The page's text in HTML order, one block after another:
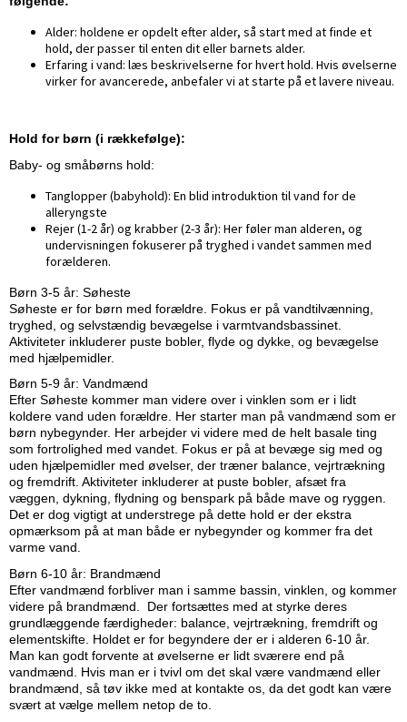
Alder: holdene er opdelt efter alder, så start med at finde et
hold, der passer til enten dit eller barnets alder.
Erfaring i vand: læs beskrivelserne for hvert hold. Hvis øvelserne
virker for avancerede, anbefaler vi at starte på et lavere niveau.
Hold for børn (i rækkefølge):
Baby- og småbørns hold:
Tanglopper (babyhold): En blid introduktion til vand for de
alleryngste
Rejer (1-2 år) og krabber (2-3 år): Her føler man alderen, og
undervisningen fokuserer på tryghed i vandet sammen med
forælderen.
Børn 3-5 år: Søheste
Søheste er for børn med forældre. Fokus er på vandtilvænning,
tryghed, og selvstændig bevægelse i varmtvandsbassinet.
Aktiviteter inkluderer puste bobler, flyde og dykke, og bevægelse
med hjælpemidler.
Børn 5-9 år: Vandmænd
Efter Søheste kommer man videre over i vinklen som er i lidt
koldere vand uden forældre. Her starter man på vandmænd som er
børn nybegynder. Her arbejder vi videre med de helt basale ting
som fortrolighed med vandet. Fokus er på at bevæge sig med og
uden hjælpemidler med øvelser, der træner balance, vejrtrækning
og fremdrift. Aktiviteter inkluderer at puste bobler, afsæt fra
væggen, dykning, flydning og benspark på både mave og ryggen.
Det er dog vigtigt at understrege på dette hold er der ekstra
opmærksom på at man både er nybegynder og kommer fra det
varme vand.
Børn 6-10 år: Brandmænd
Efter vandmænd forbliver man i samme bassin, vinklen, og kommer
videre på brandmænd. Der fortsættes med at styrke deres
grundlæggende færdigheder: balance, vejrtrækning, fremdrift og
elementskifte. Holdet er for begyndere der er i alderen 6-10 år.
Man kan godt forvente at øvelserne er lidt sværere end på
vandmænd. Hvis man er i tvivl om det skal være vandmænd eller
brandmænd, så tøv ikke med at kontakte os, da det godt kan være
svært at vælge mellem netop de to.